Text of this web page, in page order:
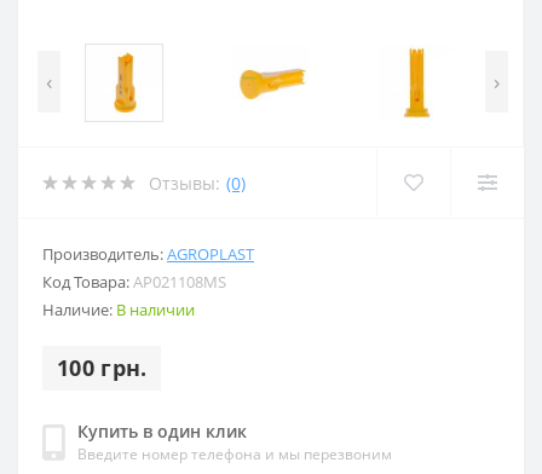
‹ ›
Отзывы: (0)
Производитель:AGROPLAST
Код Товара:AP021108MS
Наличие: В наличии
100 грн.
Купить в один клик
Введите номер телефона и мы перезвоним